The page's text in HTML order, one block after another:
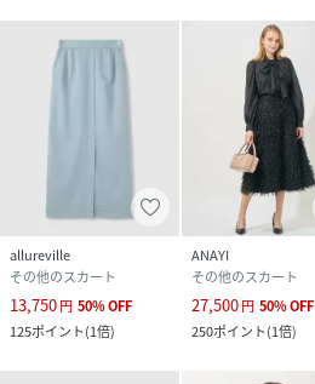
allureville
その他のスカート
13,750円 50%OFF
125ポイント(1倍)
ANAYI
その他のスカート
27,500円 50%OFF
250ポイント(1倍)